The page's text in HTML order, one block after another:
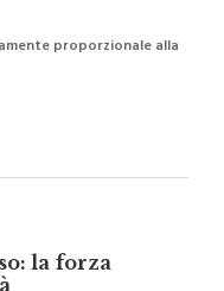
proporzionale alla
la forza